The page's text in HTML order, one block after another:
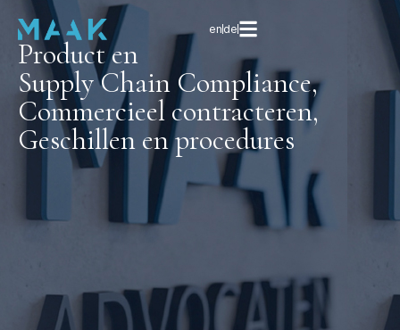
en de
Product en
Supply Chain Compliance,
Commercieel contracteren,
Geschillen en procedures